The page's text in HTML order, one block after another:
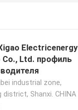
Electricenergy
Co., Ltd. профиль
industrial zone,
district, Shanxi. CHINA